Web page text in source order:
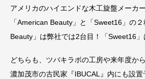
アメリカのハイエンドな木工旋盤メーカ
「American Beauty」と「Sweet16」の
Beauty」は弊社では2台目！「Sweet16」
どちらも、ツバキラボの工房や来年度か
濃加茂市の古民家『IBUCAL』内にも設